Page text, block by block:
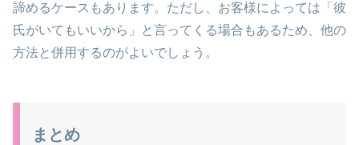
諦めるケースもあります。ただし、お客様によっては「彼
氏がいてもいいから」と言ってくる場合もあるため、他の
方法と併用するのがよいでしょう。
まとめ